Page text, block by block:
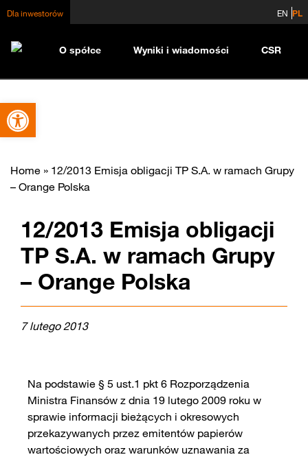
Otwórz pasek narzędzi
Dla inwestorów EN PL
O spółce Wyniki i wiadomości CSR
Home » 12/2013 Emisja obligacji TP S.A. w ramach Grupy
– Orange Polska
12/2013 Emisja obligacji
TP S.A. w ramach Grupy
– Orange Polska
7 lutego 2013
Na podstawie § 5 ust.1 pkt 6 Rozporządzenia
Ministra Finansów z dnia 19 lutego 2009 roku w
sprawie informacji bieżących i okresowych
przekazywanych przez emitentów papierów
wartościowych oraz warunków uznawania za